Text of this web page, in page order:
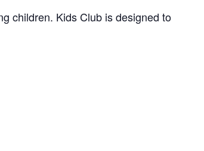
children. Kids Club is designed to